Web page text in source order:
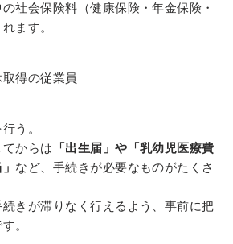
社会保険料（健康保険・年金保険・
ます。
得の従業員
う。
からは 「出生届」や「乳幼児医療費
など、手続きが必要なものがたくさ
きが滞りなく行えるよう、事前に把
。